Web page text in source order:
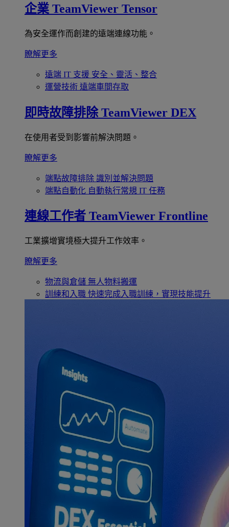
企業 TeamViewer Tensor
為安全運作而創建的遠端連線功能。
瞭解更多
遠端 IT 支援 安全、靈活、整合
運營技術 遠端車間存取
即時故障排除 TeamViewer DEX
在使用者受到影響前解決問題。
瞭解更多
端點故障排除 識別並解決問題
端點自動化 自動執行常規 IT 任務
連線工作者 TeamViewer Frontline
工業擴增實境極大提升工作效率。
瞭解更多
物流與倉儲 無人物料搬運
訓練和入職 快速完成入職訓練，實現技能提升